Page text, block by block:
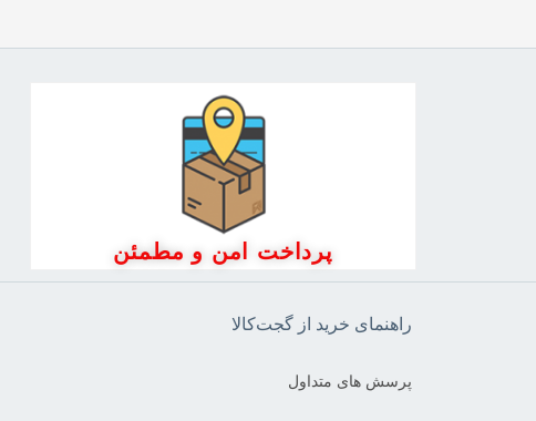
پرداخت امن و مطمئن
راهنمای خرید از گجت‌کالا
پرسش های متداول